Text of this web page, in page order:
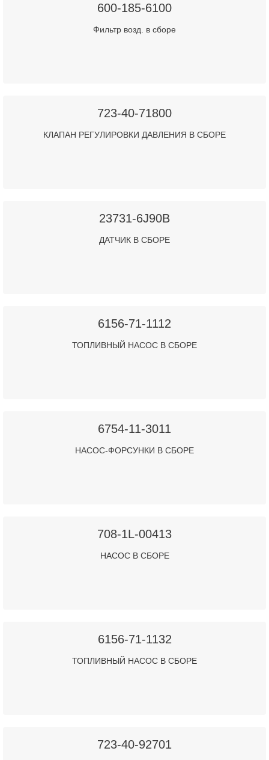
600-185-6100
Фильтр возд. в сборе
723-40-71800
КЛАПАН РЕГУЛИРОВКИ ДАВЛЕНИЯ В СБОРЕ
23731-6J90B
ДАТЧИК В СБОРЕ
6156-71-1112
ТОПЛИВНЫЙ НАСОС В СБОРЕ
6754-11-3011
НАСОС-ФОРСУНКИ В СБОРЕ
708-1L-00413
НАСОС В СБОРЕ
6156-71-1132
ТОПЛИВНЫЙ НАСОС В СБОРЕ
723-40-92701